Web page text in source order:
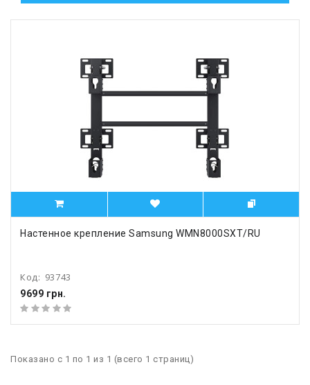
Настенное крепление Samsung WMN8000SXT/RU
Код: 93743
9699 грн.
Показано с 1 по 1 из 1 (всего 1 страниц)